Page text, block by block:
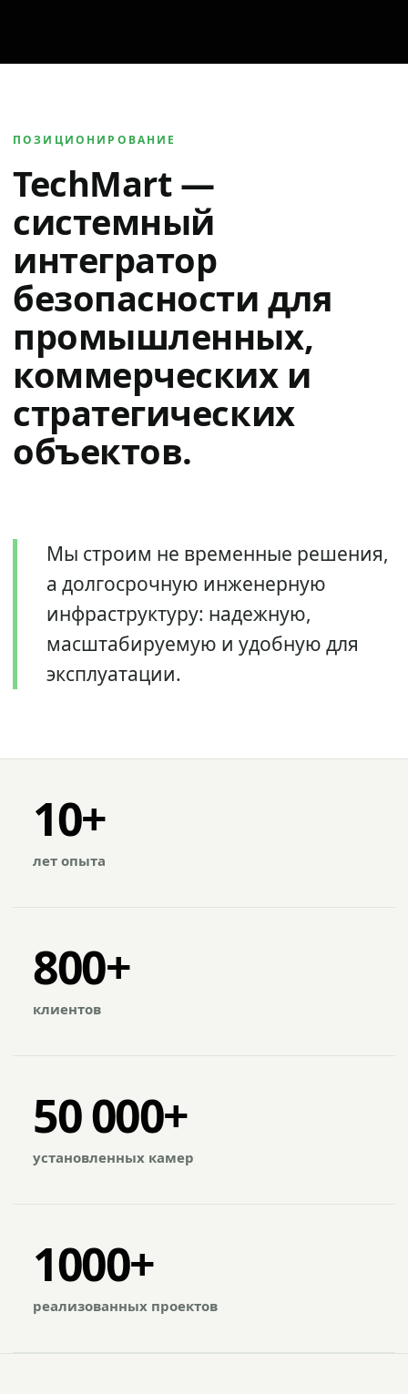
ПОЗИЦИОНИРОВАНИЕ
TechMart —
системный
интегратор
безопасности для
промышленных,
коммерческих и
стратегических
объектов.
Мы строим не временные решения,
а долгосрочную инженерную
инфраструктуру: надежную,
масштабируемую и удобную для
эксплуатации.
10+
лет опыта
800+
клиентов
50 000+
установленных камер
1000+
реализованных проектов